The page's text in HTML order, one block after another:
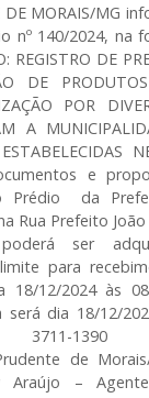
DE MORAIS/MG
nº 140/2024, na
DE
DE
POR
A
e
Prédio da
Rua Prefeito João
ser
para
12/2024 às
dia 18/12/
3711-1390
de
Araújo –